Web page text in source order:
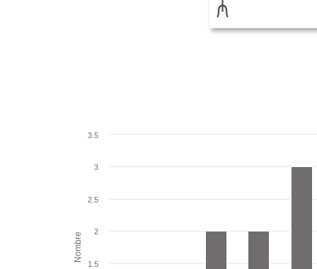
Nombre
1.5
2
2.5
3
3.5